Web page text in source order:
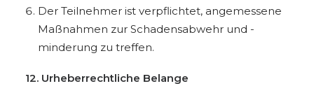
Der Teilnehmer ist verpflichtet, angemessene
Maßnahmen zur Schadensabwehr und -
minderung zu treffen.
12. Urheberrechtliche Belange